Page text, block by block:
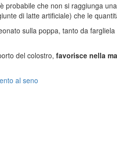
probabile che non si raggiunga
di latte artificiale) che le
sulla poppa, tanto da
del colostro, favorisce nella
al seno